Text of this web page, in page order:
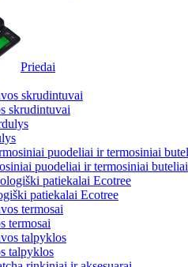
Priedai
skrudintuvai
puodeliai ir termosiniai buteliai
patiekalai Ecotree
termosai
talpyklos